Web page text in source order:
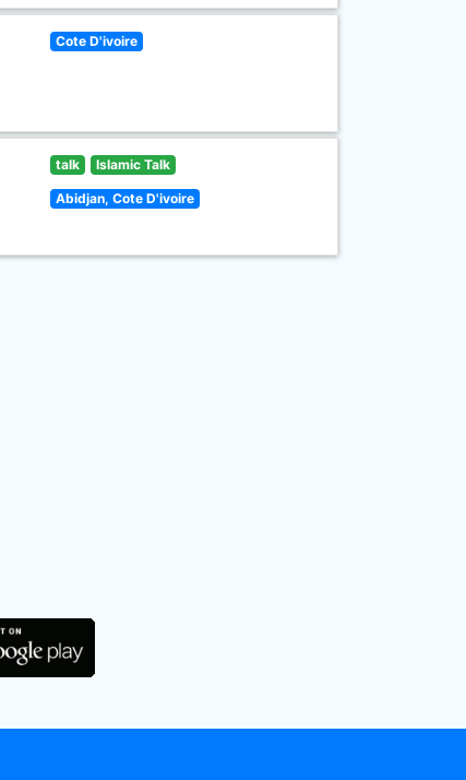
Cote D'ivoire
talk Islamic Talk
Abidjan, Cote D'ivoire